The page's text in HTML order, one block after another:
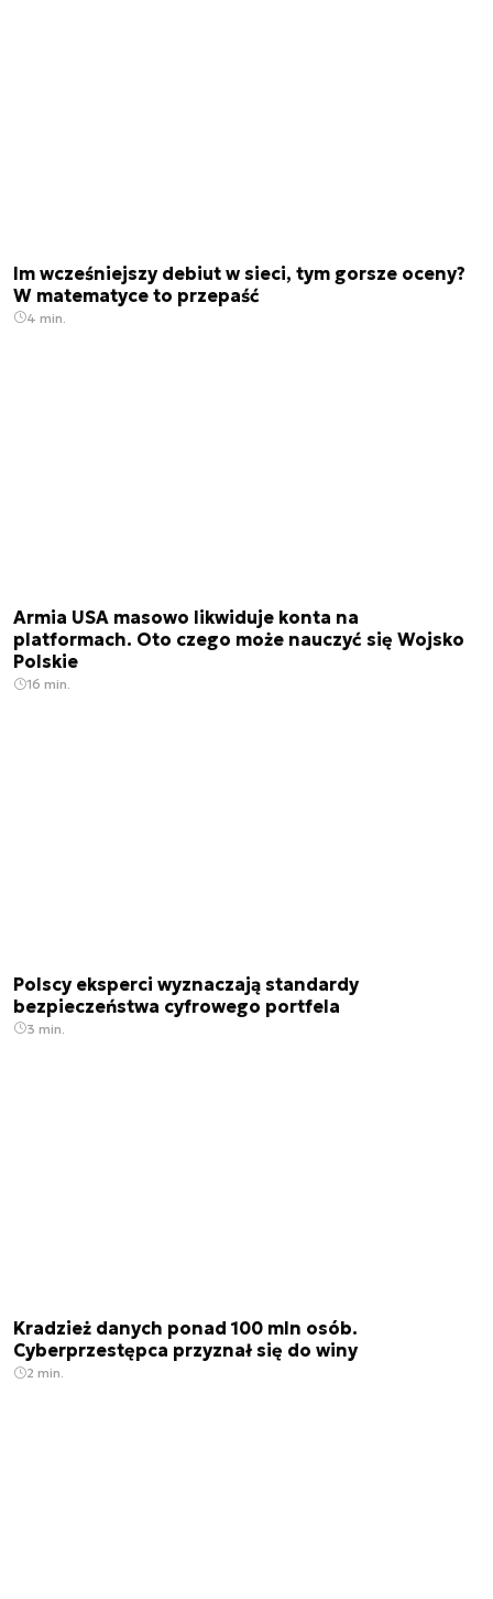
Im wcześniejszy debiut w sieci, tym gorsze oceny?
W matematyce to przepaść
4 min.
Armia USA masowo likwiduje konta na
platformach. Oto czego może nauczyć się Wojsko
Polskie
16 min.
Polscy eksperci wyznaczają standardy
bezpieczeństwa cyfrowego portfela
3 min.
Kradzież danych ponad 100 mln osób.
Cyberprzestępca przyznał się do winy
2 min.